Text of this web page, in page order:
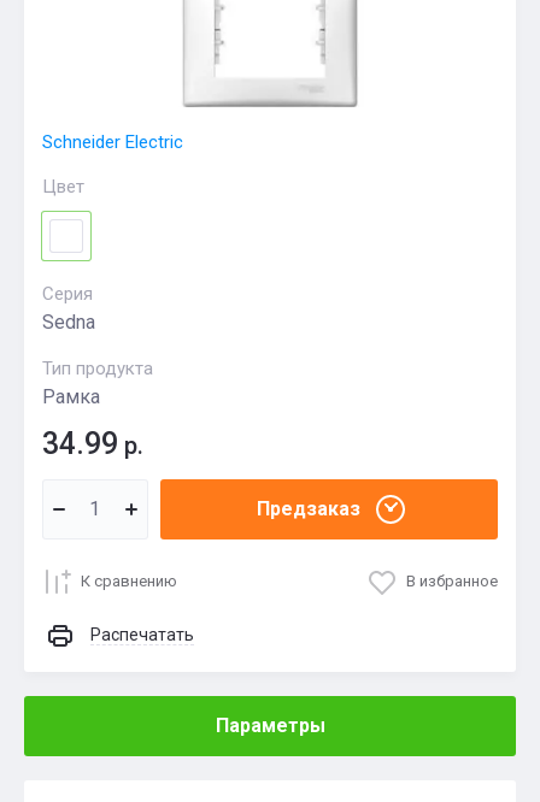
Schneider Electric
Цвет
Серия
Sedna
Тип продукта
Рамка
34.99 р.
Предзаказ
К сравнению В избранное
Распечатать
Параметры